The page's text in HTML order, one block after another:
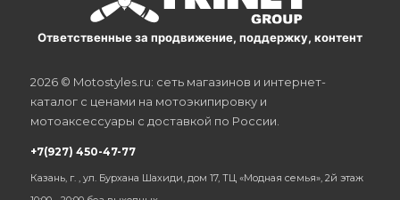
Ответственные за продвижение, поддержку, контент
2026 © Motostyles.ru: сеть магазинов и интернет-
каталог с ценами на мотоэкипировку и
мотоаксессуары с доставкой по России.
+7(927) 450-47-77
Казань, г. , ул. Бурхана Шахиди, дом 17, ТЦ «Модная семья», 2й этаж